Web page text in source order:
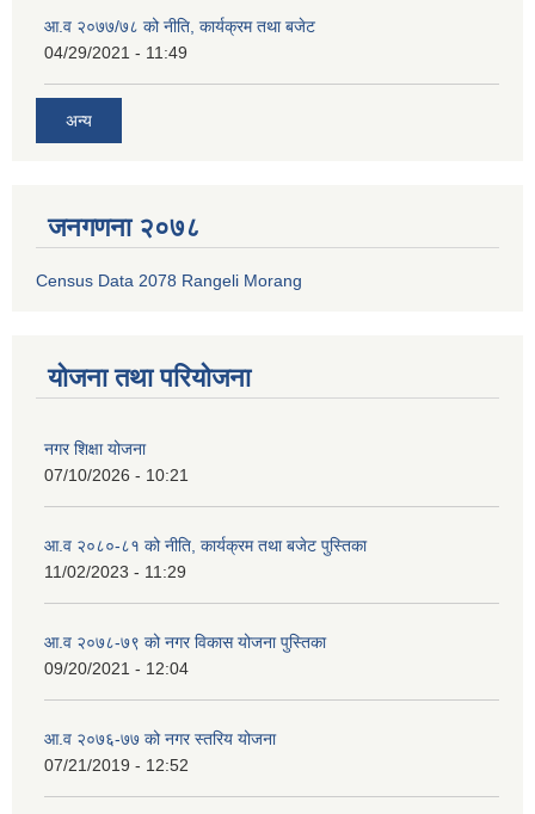
आ.व २०७७/७८ को नीति, कार्यक्रम तथा बजेट
04/29/2021 - 11:49
अन्य
जनगणना २०७८
Census Data 2078 Rangeli Morang
योजना तथा परियोजना
नगर शिक्षा योजना
07/10/2026 - 10:21
आ.व २०८०-८१ को नीति, कार्यक्रम तथा बजेट पुस्तिका
11/02/2023 - 11:29
आ.व २०७८-७९ को नगर विकास योजना पुस्तिका
09/20/2021 - 12:04
आ.व २०७६-७७ को नगर स्तरिय योजना
07/21/2019 - 12:52